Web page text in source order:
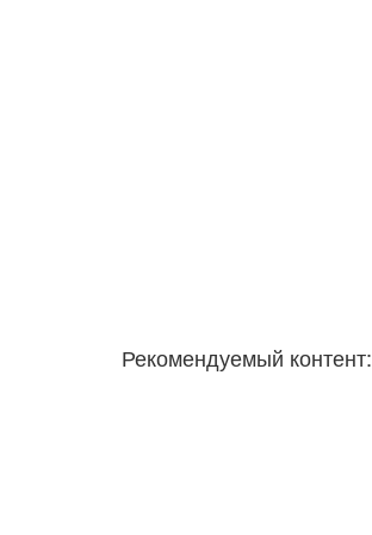
Рекомендуемый контент: